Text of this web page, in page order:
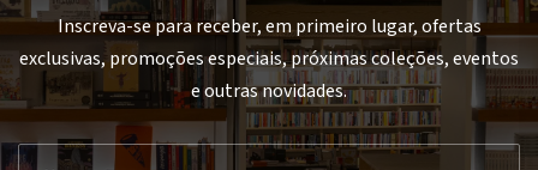
Inscreva-se para receber, em primeiro lugar, ofertas
exclusivas, promoções especiais, próximas coleções, eventos
e outras novidades.